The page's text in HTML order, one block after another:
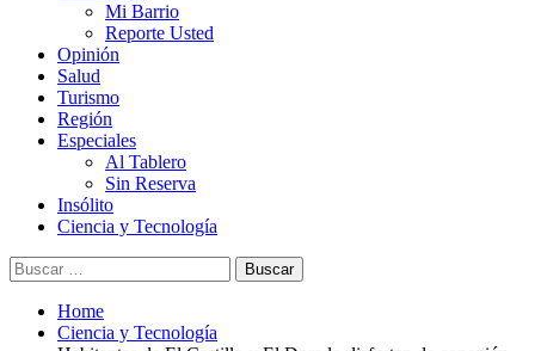
Mi Barrio
Reporte Usted
Opinión
Salud
Turismo
Región
Especiales
Al Tablero
Sin Reserva
Insólito
Ciencia y Tecnología
Buscar:
Home
Ciencia y Tecnología